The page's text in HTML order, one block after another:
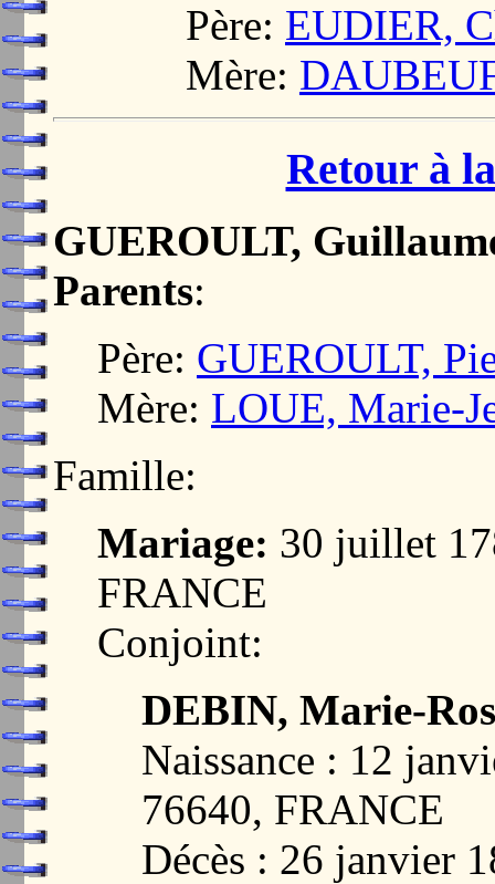
Père: EUDIER,
Mère:
Retour à
GUEROULT,
Parents:
Père: GUEROULT,
Mère: LOUE, Marie-
Famille:
Mariage: 30 juillet
FRANCE
Conjoint:
DEBIN, Marie-
Naissance : 12
76640, FRANCE
Décès : 26 janvier